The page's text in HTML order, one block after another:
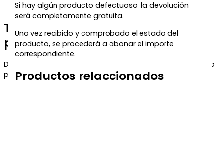
Si hay algún producto defectuoso, la devolución
será completamente gratuita.
Una vez recibido y comprobado el estado del
producto, se procederá a abonar el importe
correspondiente.
Productos relaccionados
Te regalamos un 5% de descuento
para tu próxima compra
Déjanos tu correo y te enviaremos el código de descuento
para que puedas aprovecharlo en tu próximo pedido.